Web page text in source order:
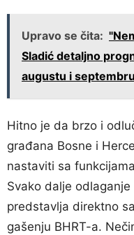
Upravo se čita:
Sladić detaljno
augustu i septembru
Hitno je da brzo i
građana Bosne i
nastaviti sa
Svako dalje
predstavlja direktno
gašenju BHRT-a.